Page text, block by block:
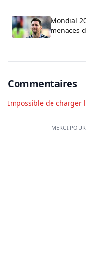
Mondial
menaces
Commentaires
Impossible de charger
MERCI